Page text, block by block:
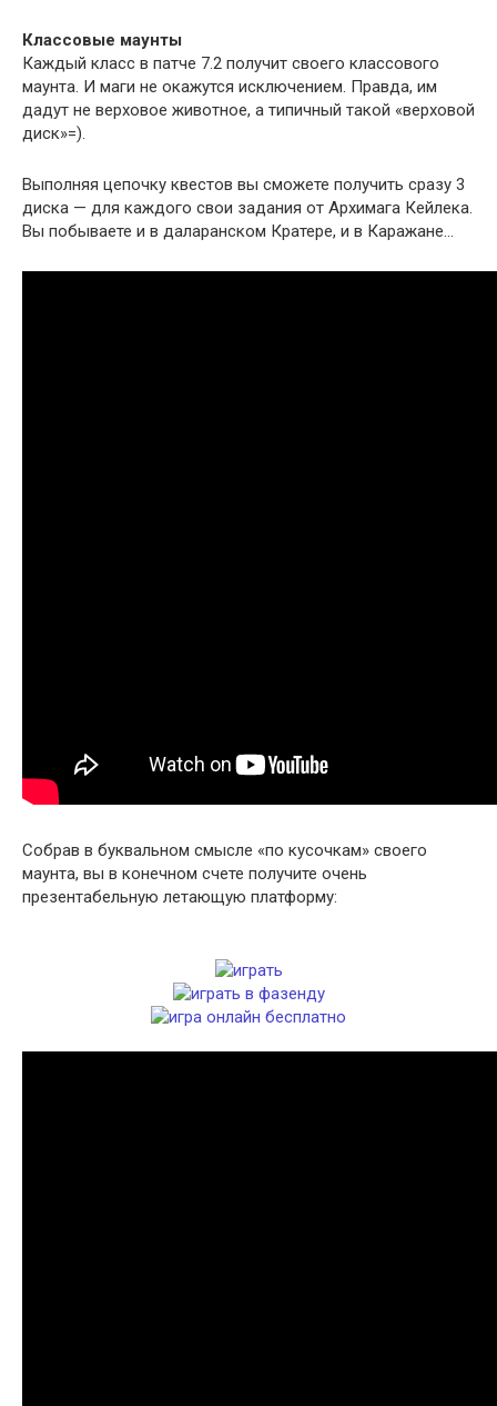
Классовые маунты
Каждый класс в патче 7.2 получит своего классового
маунта. И маги не окажутся исключением. Правда, им
дадут не верховое животное, а типичный такой «верховой
диск»=).
Выполняя цепочку квестов вы сможете получить сразу 3
диска — для каждого свои задания от Архимага Кейлека.
Вы побываете и в даларанском Кратере, и в Каражане…
Собрав в буквальном смысле «по кусочкам» своего
маунта, вы в конечном счете получите очень
презентабельную летающую платформу: